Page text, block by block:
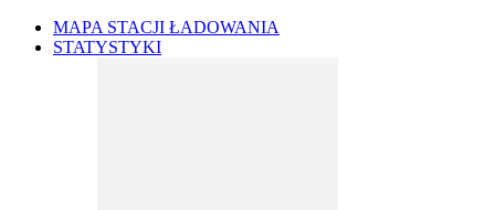
MAPA STACJI ŁADOWANIA
STATYSTYKI